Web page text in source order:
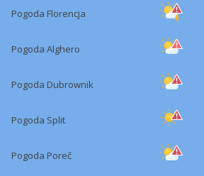
Pogoda Florencja
Pogoda Alghero
Pogoda Dubrownik
Pogoda Split
Pogoda Poreč